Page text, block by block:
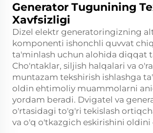
Generator Tugunining
Xavfsizligi
Dizel elektr generatoringizning
komponenti ishonchli quvvat
ta'minlash uchun alohida diqqat
Cho'ntaklar, siljish halqalari va
muntazam tekshirish ishlashga
oldin ehtimoliy muammolarni
yordam beradi. Dvigatel va
o'rtasidagi to'g'ri tekislash
va o'q o'tkazgich eskirishini oldini